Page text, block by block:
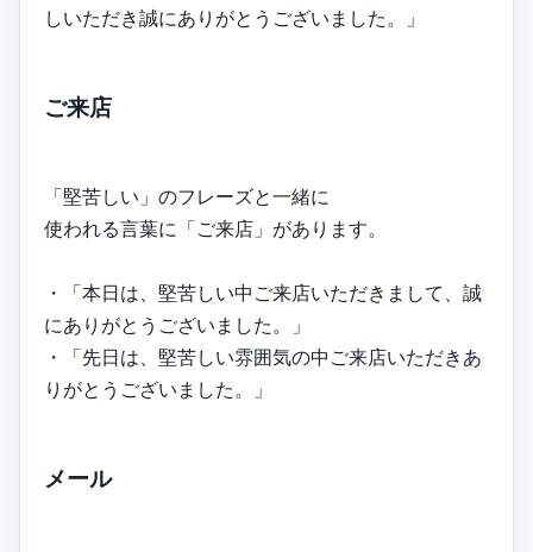
しいただき誠にありがとうございました。」
ご来店
「堅苦しい」のフレーズと一緒に
使われる言葉に「ご来店」があります。
・「本日は、堅苦しい中ご来店いただきまして、誠
にありがとうございました。」
・「先日は、堅苦しい雰囲気の中ご来店いただきあ
りがとうございました。」
メール